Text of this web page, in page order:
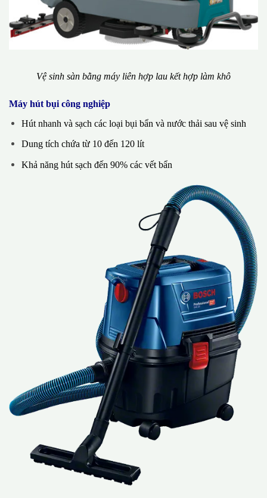
Vệ sinh sàn bằng máy liên hợp lau kết hợp làm khô
Máy hút bụi công nghiệp
Hút nhanh và sạch các loại bụi bẩn và nước thải sau vệ sinh
Dung tích chứa từ 10 đến 120 lít
Khả năng hút sạch đến 90% các vết bẩn